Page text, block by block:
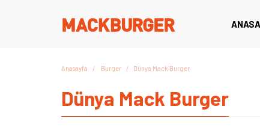
Anasayfa Burger Dünya Mack Burger
Dünya Mack Burger